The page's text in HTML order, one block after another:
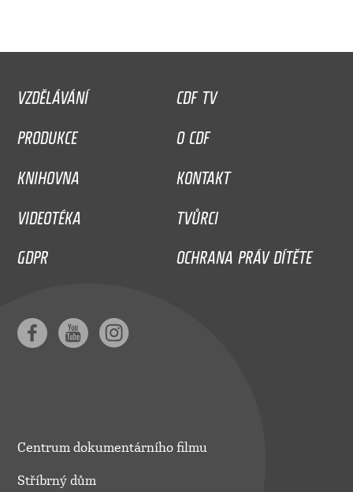
VZDĚLÁVÁNÍ
CDF TV
PRODUKCE
O CDF
KNIHOVNA
KONTAKT
VIDEOTÉKA
TVŮRCI
GDPR
OCHRANA PRÁV DÍTĚTE
Centrum dokumentárního filmu
Stříbrný dům